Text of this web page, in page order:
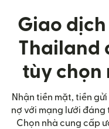
Giao
Thailand
tùy chọn
Nhận tiền mặt, tiền
nợ với mạng lưới
Chọn nhà cung cấp